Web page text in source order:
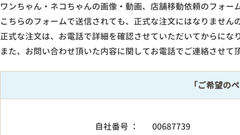
ワンちゃん・ネコちゃんの画像・動画、店舗移動依頼のフォーム
こちらのフォームで送信されても、正式な注文にはなりません
正式な注文は、お電話で詳細を確認させていただいてからにな
また、お問い合わせ頂いた内容に関してお電話でご連絡させて
「ご希望の
自社番号 ：
00687739